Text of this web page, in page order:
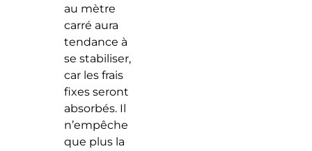
au mètre
carré aura
tendance à
se stabiliser,
car les frais
fixes seront
absorbés. Il
n’empêche
que plus la